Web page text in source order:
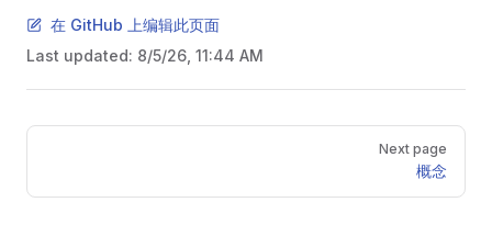
在 GitHub 上编辑此页面
Last updated: 8/5/26, 11:44 AM
Pager
Next page
概念